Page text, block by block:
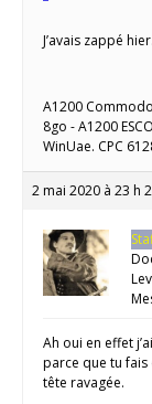
J’avais zappé hier.
A1200
8go - A1200
WinUae. CPC
2 mai 2020 à 23 h
Ah oui en effet
parce que tu
tête ravagée.